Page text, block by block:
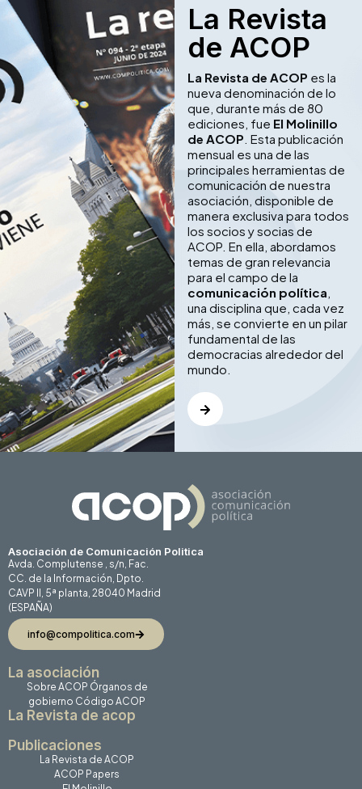
La Revista
de ACOP
La Revista de ACOP es la
nueva denominación de lo
que, durante más de 80
ediciones, fue El Molinillo
de ACOP . Esta publicación
mensual es una de las
principales herramientas de
comunicación de nuestra
asociación, disponible de
manera exclusiva para todos
los socios y socias de
ACOP. En ella, abordamos
temas de gran relevancia
para el campo de la
comunicación política
una disciplina que, cada vez
más, se convierte en un pilar
fundamental de las
democracias alrededor del
mundo.
Asociación de Comunicación Politica
Avda. Complutense , s/n, Fac.
CC. de la Información, Dpto.
CAVP II, 5ª planta, 28040 Madrid
(ESPAÑA)
info@compolitica.com
La asociación
Sobre ACOP Órganos de
gobierno Código ACOP
La Revista de acop
Publicaciones
La Revista de ACOP
ACOP Papers